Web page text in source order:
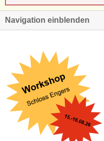
Navigation einblenden